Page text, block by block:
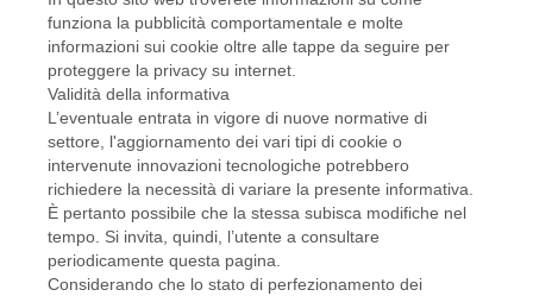
funziona la pubblicità comportamentale e molte
informazioni sui cookie oltre alle tappe da seguire per
proteggere la privacy su internet.
Validità della informativa
L’eventuale entrata in vigore di nuove normative di
settore, l'aggiornamento dei vari tipi di cookie o
intervenute innovazioni tecnologiche potrebbero
richiedere la necessità di variare la presente informativa.
È pertanto possibile che la stessa subisca modifiche nel
tempo. Si invita, quindi, l’utente a consultare
periodicamente questa pagina.
Considerando che lo stato di perfezionamento dei